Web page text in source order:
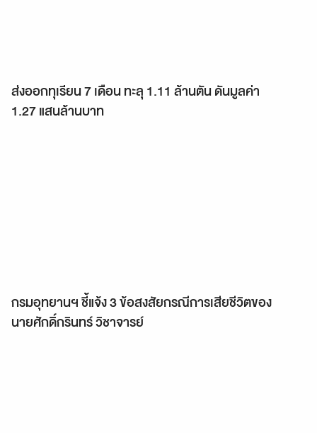
ส่งออกทุเรียน 7 เดือน ทะลุ 1.11 ล้านตัน ดันมูลค่า
1.27 แสนล้านบาท
กรมอุทยานฯ ชี้แจ้ง 3 ข้อสงสัยกรณีการเสียชีวิตของ
นายศักดิ์กรินทร์ วิชาจารย์